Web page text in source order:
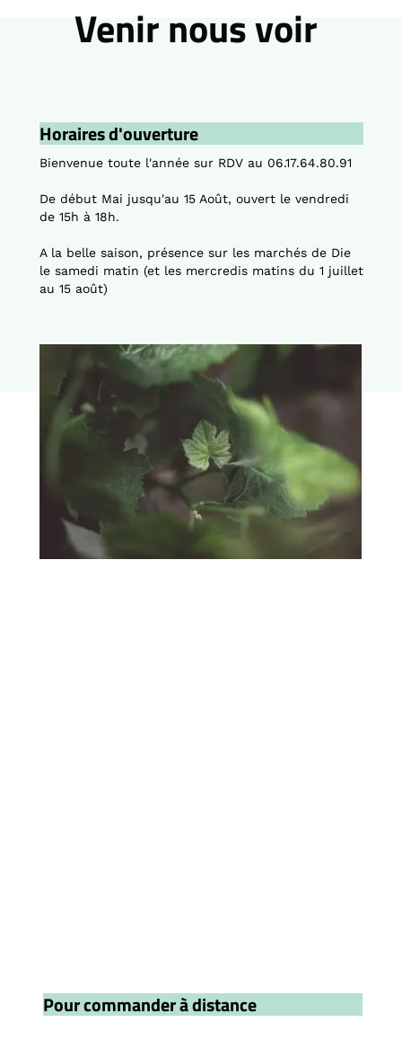
Pour commander à distance
Venir nousvoir
Horaires d'ouverture
Bienvenue toute l'année sur RDV au 06.17.64.80.91
De début Mai jusqu'au 15 Août, ouvert le vendredi
de 15h à 18h.
A la belle saison, présence sur les marchés de Die
le samedi matin (et les mercredis matins du 1 juillet
au 15 août)